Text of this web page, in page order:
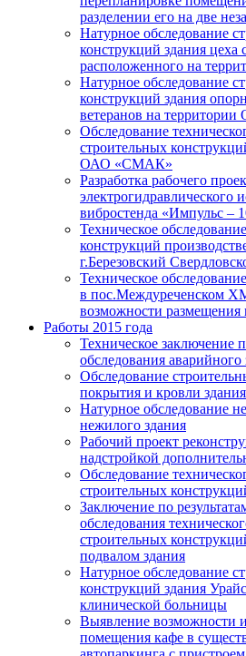
разделении его на две
Натурное обследование
конструкций здания цеха
расположенного на
Натурное обследование
конструкций здания
ветеранов на
Обследование
строительных
ОАО «СМАК»
Разработка рабочего
электрогидравлического
вибростенда «Импульс –
Техническое
конструкций
г.Березовский
Техническое
в пос.Междуреченском
возможности размещения
Работы 2015 года
Техническое заключение
обследования аварийного
Обследование
покрытия и кровли здания
Натурное обследование
нежилого здания
Рабочий проект
надстройкой
Обследование
строительных
Заключение по
обследования
строительных
подвалом здания
Натурное обследование
конструкций здания
клинической больницы
Выявление возможности
помещения кафе в